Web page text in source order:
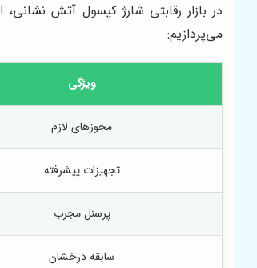
در بازار رقابتی شارژ کپسول آتش
می‌پردازیم:
ویژگی
مجوزهای لازم
تجهیزات پیشرفته
پرسنل مجرب
سابقه درخشان